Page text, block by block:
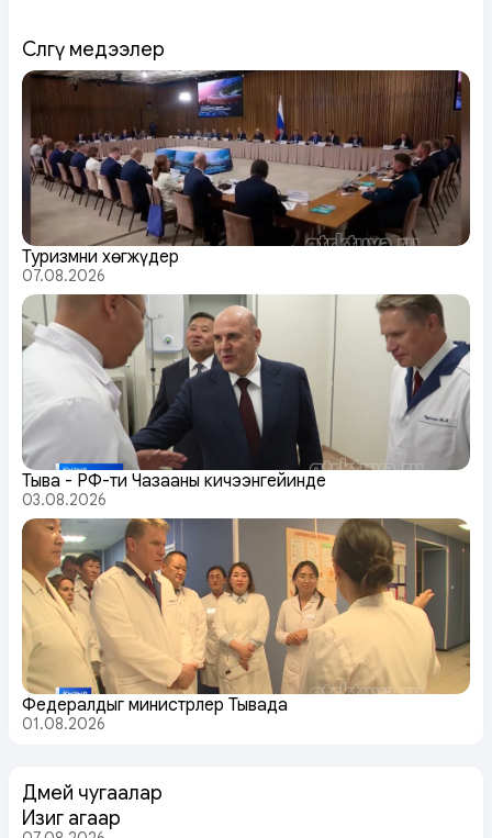
Сөөлгү медээлер
Туризмни хөгжүдер
07.08.2026
Тыва - РФ-тиң Чазааның кичээнгейинде
03.08.2026
Федералдыг министрлер Тывада
01.08.2026
Дөмей чугаалар
Изиг агаар